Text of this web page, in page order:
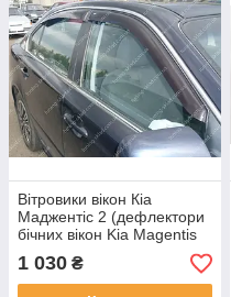
Вітровики вікон Кіа
Маджентіс 2 (дефлектори
бічних вікон Kia Magentis
2)
1 030 ₴